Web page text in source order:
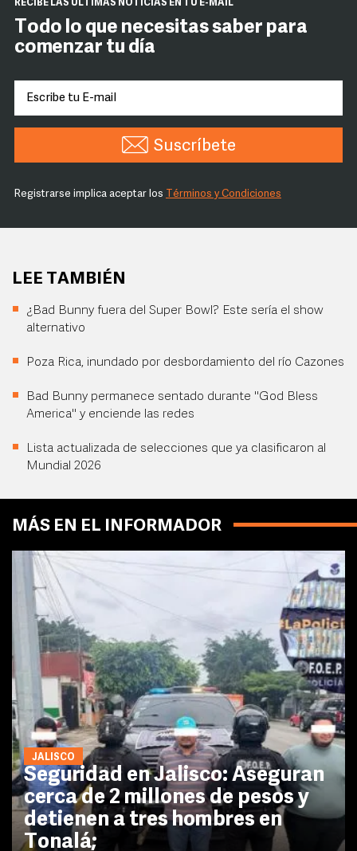
RECIBE LAS ÚLTIMAS NOTICIAS EN TU E-MAIL
Todo lo que necesitas saber para
comenzar tu día
Suscríbete
Registrarse implica aceptar los Términos y Condiciones
LEE TAMBIÉN
¿Bad Bunny fuera del Super Bowl? Este sería el show
alternativo
Poza Rica, inundado por desbordamiento del río Cazones
Bad Bunny permanece sentado durante "God Bless
America" y enciende las redes
Lista actualizada de selecciones que ya clasificaron al
Mundial 2026
MÁS EN EL INFORMADOR
JALISCO
Seguridad en Jalisco: Aseguran
cerca de 2 millones de pesos y
detienen a tres hombres en
Tonalá;